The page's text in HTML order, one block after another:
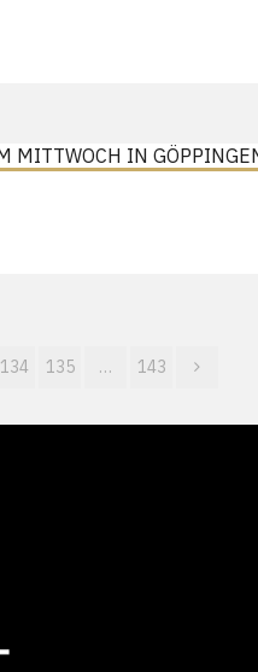
MITTWOCH IN
134 135 … 143